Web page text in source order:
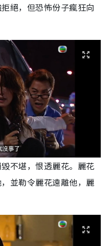
絕，但恐怖份子瘋狂向
不堪，恨透麗花。麗花
並勒令麗花遠離他，麗